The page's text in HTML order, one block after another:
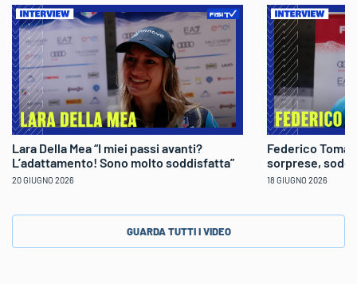
Lara Della Mea “I miei passi avanti?
L’adattamento! Sono molto soddisfatta”
20 GIUGNO 2026
Federico
sorprese,
18 GIUGNO 2026
GUARDA TUTTI I VIDEO